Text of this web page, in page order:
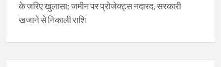
के जरिए खुलासा; जमीन पर प्रोजेक्ट्स नदारद, सरकारी
खजाने से निकाली राशि